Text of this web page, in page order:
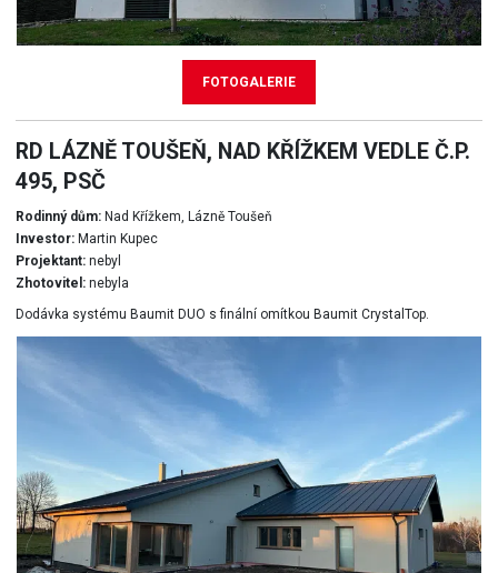
FOTOGALERIE
RD LÁZNĚ TOUŠEŇ, NAD KŘÍŽKEM VEDLE Č.P.
495, PSČ
Rodinný dům:Nad Křížkem, Lázně Toušeň
Investor:Martin Kupec
Projektant:nebyl
Zhotovitel:nebyla
Dodávka systému Baumit DUO s finální omítkou Baumit CrystalTop.